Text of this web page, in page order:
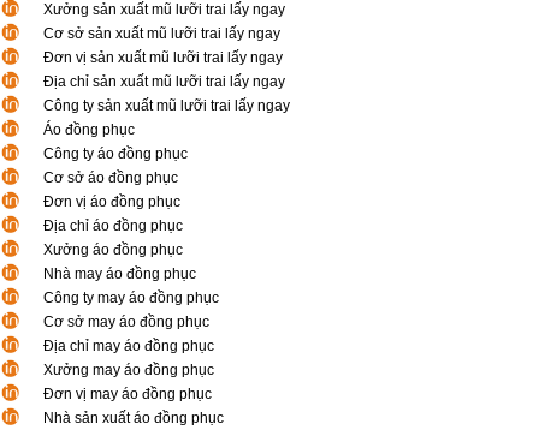
Xưởng sản xuất mũ lưỡi trai lấy ngay
Cơ sở sản xuất mũ lưỡi trai lấy ngay
Đơn vị sản xuất mũ lưỡi trai lấy ngay
Địa chỉ sản xuất mũ lưỡi trai lấy ngay
Công ty sản xuất mũ lưỡi trai lấy ngay
Áo đồng phục
Công ty áo đồng phục
Cơ sở áo đồng phục
Đơn vị áo đồng phục
Địa chỉ áo đồng phục
Xưởng áo đồng phục
Nhà may áo đồng phục
Công ty may áo đồng phục
Cơ sở may áo đồng phục
Địa chỉ may áo đồng phục
Xưởng may áo đồng phục
Đơn vị may áo đồng phục
Nhà sản xuất áo đồng phục